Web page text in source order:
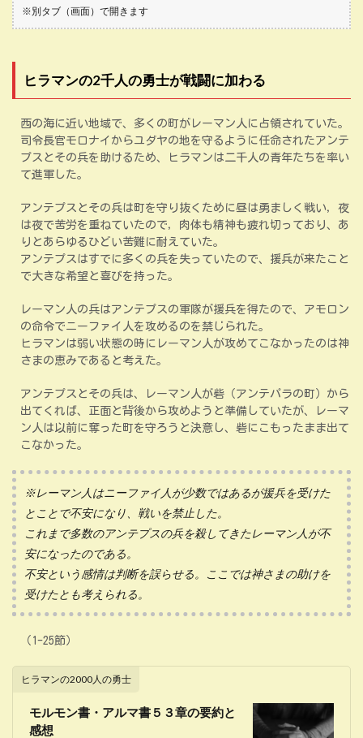
※別タブ（画面）で開きます
ヒラマンの2千人の勇士が戦闘に加わる
西の海に近い地域で、多くの町がレーマン人に占領されていた。
司令長官モロナイからユダヤの地を守るように任命されたアンテ
プスとその兵を助けるため、ヒラマンは二千人の青年たちを率い
て進軍した。
アンテプスとその兵は町を守り抜くために昼は勇ましく戦い，夜
は夜で苦労を重ねていたので，肉体も精神も疲れ切っており、あ
りとあらゆるひどい苦難に耐えていた。
アンテプスはすでに多くの兵を失っていたので、援兵が来たこと
で大きな希望と喜びを持った。
レーマン人の兵はアンテプスの軍隊が援兵を得たので、アモロン
の命令でニーファイ人を攻めるのを禁じられた。
ヒラマンは弱い状態の時にレーマン人が攻めてこなかったのは神
さまの恵みであると考えた。
アンテプスとその兵は、レーマン人が砦（アンテパラの町）から
出てくれば、正面と背後から攻めようと準備していたが、レーマ
ン人は以前に奪った町を守ろうと決意し、砦にこもったまま出て
こなかった。
※レーマン人はニーファイ人が少数ではあるが援兵を受けた
とことで不安になり、戦いを禁止した。
これまで多数のアンテプスの兵を殺してきたレーマン人が不
安になったのである。
不安という感情は判断を誤らせる。ここでは神さまの助けを
受けたとも考えられる。
（1-25節）
ヒラマンの2000人の勇士
モルモン書・アルマ書５３章の要約と
感想